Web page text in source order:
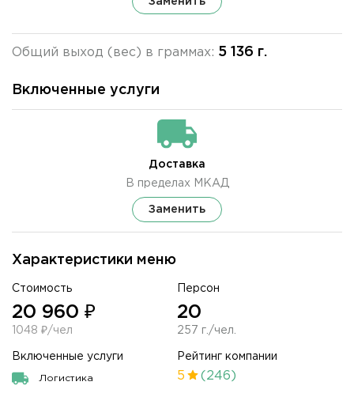
Характеристики меню
Стоимость
20 960 ₽
1048 ₽/чел
Персон
20
257 г./чел.
Включенные услуги
Логистика
Рейтинг компании
5 (246)
Общий выход (вес) в граммах: 5 136 г.
Включенные услуги
Доставка
В пределах МКАД
Заменить